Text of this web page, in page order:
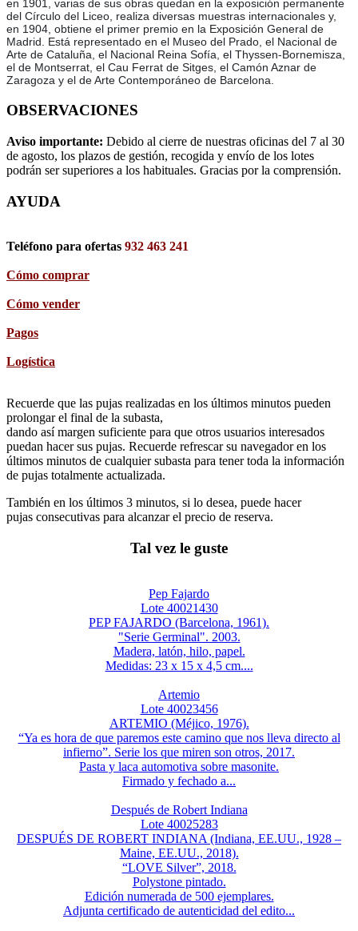
en 1901, varias de sus obras quedan en la exposición permanente
del Círculo del Liceo, realiza diversas muestras internacionales y,
en 1904, obtiene el primer premio en la Exposición General de
Madrid. Está representado en el Museo del Prado, el Nacional de
Arte de Cataluña, el Nacional Reina Sofía, el Thyssen-Bornemisza,
el de Montserrat, el Cau Ferrat de Sitges, el Camón Aznar de
Zaragoza y el de Arte Contemporáneo de Barcelona.
OBSERVACIONES
Aviso importante: Debido al cierre de nuestras oficinas del 7 al 30
de agosto, los plazos de gestión, recogida y envío de los lotes
podrán ser superiores a los habituales. Gracias por la comprensión.
AYUDA
Teléfono para ofertas 932 463 241
Cómo comprar
Cómo vender
Pagos
Logística
Recuerde que las pujas realizadas en los últimos minutos pueden
prolongar el final de la subasta,
dando así margen suficiente para que otros usuarios interesados
puedan hacer sus pujas. Recuerde refrescar su navegador en los
últimos minutos de cualquier subasta para tener toda la información
de pujas totalmente actualizada.
También en los últimos 3 minutos, si lo desea, puede hacer
pujas consecutivas para alcanzar el precio de reserva.
Tal vez le guste
Pep Fajardo
Lote 40021430
PEP FAJARDO (Barcelona, 1961).
"Serie Germinal". 2003.
Madera, latón, hilo, papel.
Medidas: 23 x 15 x 4,5 cm....
Artemio
Lote 40023456
ARTEMIO (Méjico, 1976).
“Ya es hora de que paremos este camino que nos lleva directo al
infierno”. Serie los que miren son otros, 2017.
Pasta y laca automotiva sobre masonite.
Firmado y fechado a...
Después de Robert Indiana
Lote 40025283
DESPUÉS DE ROBERT INDIANA (Indiana, EE.UU., 1928 –
Maine, EE.UU., 2018).
“LOVE Silver”, 2018.
Polystone pintado.
Edición numerada de 500 ejemplares.
Adjunta certificado de autenticidad del edito...